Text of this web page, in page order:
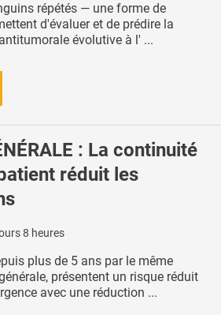
répétés — une forme de
d'évaluer et de prédire la
évolutive à l' ...
: La continuité
réduit les
8 heures
plus de 5 ans par le même
présentent un risque réduit
avec une réduction ...